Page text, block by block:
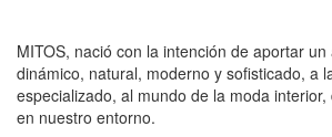
MITOS, nació con la intención de aportar un
dinámico, natural, moderno y sofisticado, a
especializado, al mundo de la moda
en nuestro entorno.